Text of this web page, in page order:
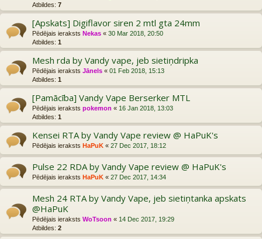
Atbildes: 7
[Apskats] Digiflavor siren 2 mtl gta 24mm
Pēdējais ieraksts Nekas « 30 Mar 2018, 20:50
Atbildes: 1
Mesh rda by Vandy vape, jeb sietiņdripka
Pēdējais ieraksts Jānels « 01 Feb 2018, 15:13
Atbildes: 1
[Pamācība] Vandy Vape Berserker MTL
Pēdējais ieraksts pokemon « 16 Jan 2018, 13:03
Atbildes: 1
Kensei RTA by Vandy Vape review @ HaPuK's
Pēdējais ieraksts HaPuK « 27 Dec 2017, 18:12
Pulse 22 RDA by Vandy Vape review @ HaPuK's
Pēdējais ieraksts HaPuK « 27 Dec 2017, 14:34
Mesh 24 RTA by Vandy Vape, jeb sietiņtanka apskats
@HaPuK
Pēdējais ieraksts WoTsoon « 14 Dec 2017, 19:29
Atbildes: 2